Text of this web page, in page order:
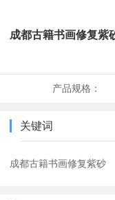
成都古籍书画修复紫
产品规格：
关键词
成都古籍书画修复紫砂